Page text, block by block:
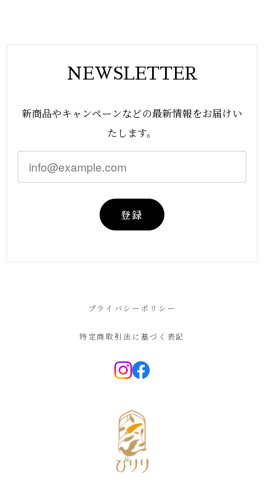
NEWSLETTER
新商品やキャンペーンなどの最新情報をお届けい
たします。
登録
プライバシーポリシー
特定商取引法に基づく表記